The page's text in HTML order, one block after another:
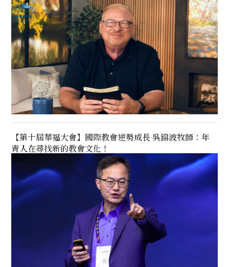
【第十屆華福大會】國際教會逆勢成長 吳錦波牧師：年
青人在尋找新的教會文化！